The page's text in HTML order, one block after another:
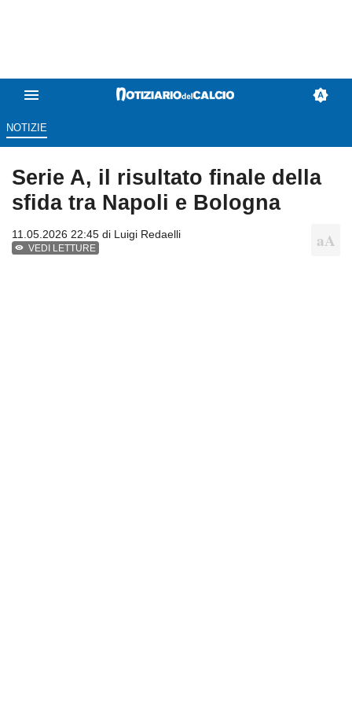
NOTIZIE
Serie A, il risultato finale della
sfida tra Napoli e Bologna
11.05.2026 22:45 di Luigi Redaelli
VEDI LETTURE